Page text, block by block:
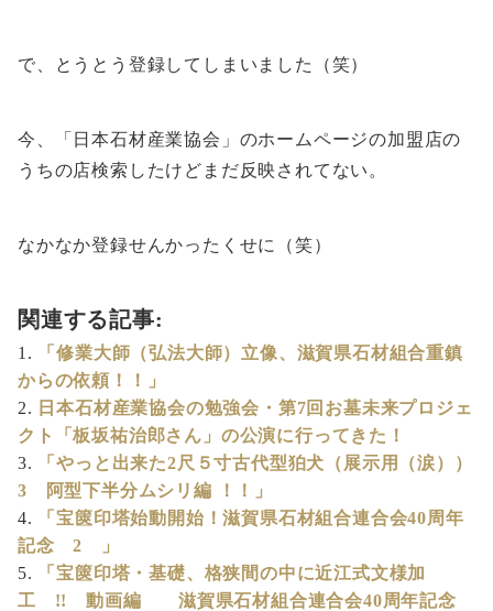
で、とうとう登録してしまいました（笑）
今、「日本石材産業協会」のホームページの加盟店の
うちの店検索したけどまだ反映されてない。
なかなか登録せんかったくせに（笑）
関連する記事:
「修業大師（弘法大師）立像、滋賀県石材組合重鎮
からの依頼！！」
日本石材産業協会の勉強会・第7回お墓未来プロジェ
クト「板坂祐治郎さん」の公演に行ってきた！
「やっと出来た2尺５寸古代型狛犬（展示用（涙））
3 阿型下半分ムシリ編 ！！」
「宝篋印塔始動開始！滋賀県石材組合連合会40周年
記念 2 」
「宝篋印塔・基礎、格狭間の中に近江式文様加
工 !! 動画編 滋賀県石材組合連合会40周年記念